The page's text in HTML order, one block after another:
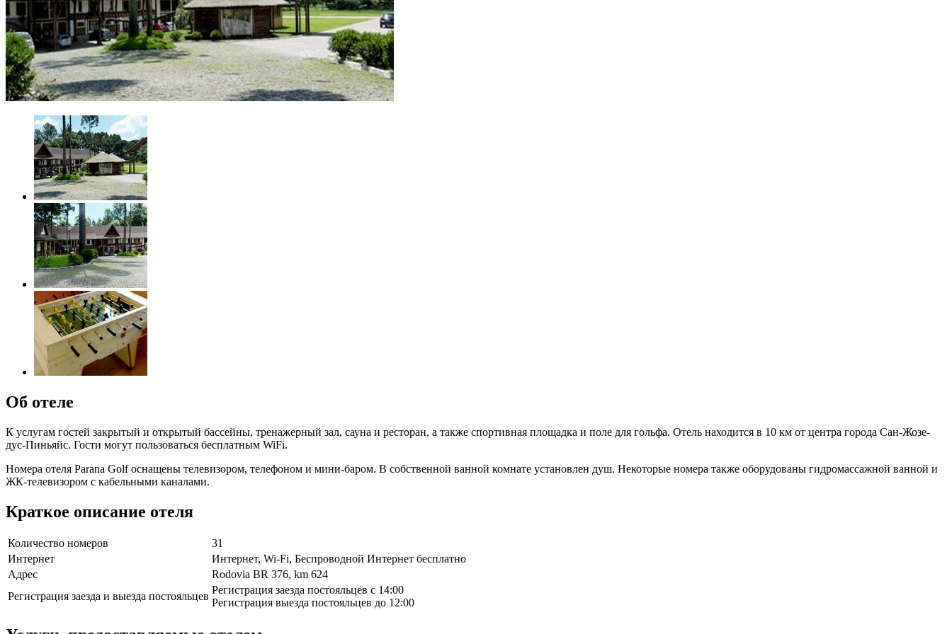
Об отеле
К услугам гостей закрытый и открытый бассейны, тренажерный зал, сауна и ресторан, а также спортивная площадка и поле для гольфа. Отель находится в 10 км от центра города Сан-Жозе-
дус-Пиньяйс. Гости могут пользоваться бесплатным WiFi.
Номера отеля Parana Golf оснащены телевизором, телефоном и мини-баром. В собственной ванной комнате установлен душ. Некоторые номера также оборудованы гидромассажной ванной и
ЖК-телевизором с кабельными каналами.
Краткое описание отеля
Количество номеров
31
Интернет
Интернет, Wi-Fi, Беспроводной Интернет бесплатно
Адрес
Rodovia BR 376, km 624
Регистрация заезда и выезда постояльцев
Регистрация заезда постояльцев с 14:00
Регистрация выезда постояльцев до 12:00